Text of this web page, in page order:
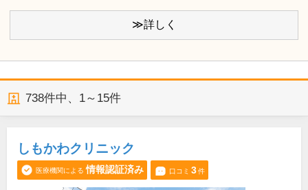
≫詳しく
738件中、 1～15件
しもかわクリニック
医療機関による 情報認証済み 口コミ 3件